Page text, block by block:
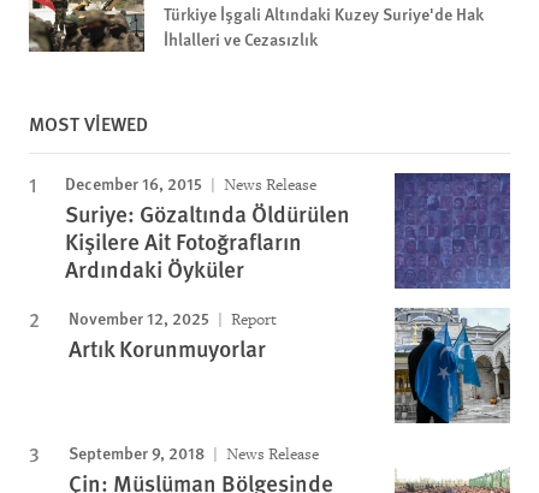
Türkiye İşgali Altındaki Kuzey Suriye'de Hak
İhlalleri ve Cezasızlık
MOST VIEWED
December 16, 2015 News Release
Suriye: Gözaltında Öldürülen
Kişilere Ait Fotoğrafların
Ardındaki Öyküler
November 12, 2025 Report
Artık Korunmuyorlar
September 9, 2018 News Release
Çin: Müslüman Bölgesinde